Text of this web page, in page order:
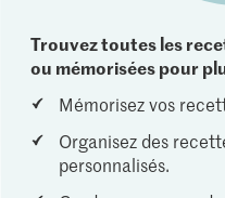
Trouvez toutes les
ou mémorisées pour
Mémorisez vos
Organisez des
personnalisés.